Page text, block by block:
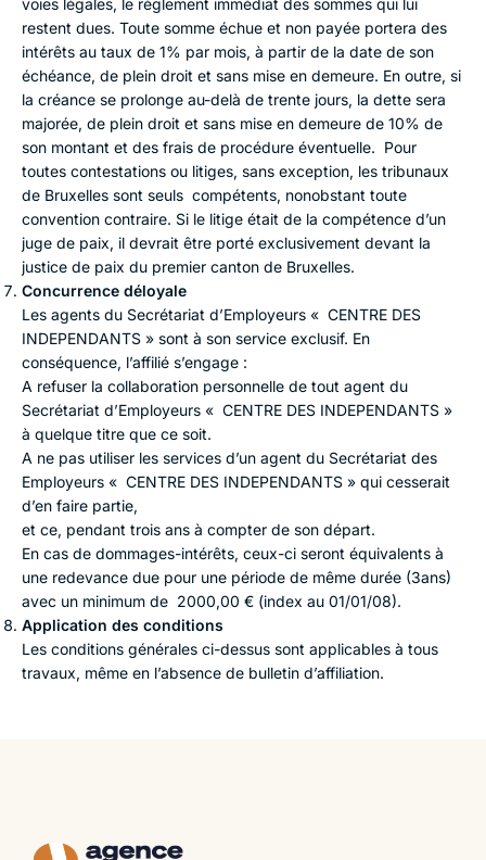
voies légales, le règlement immédiat des sommes qui lui
restent dues. Toute somme échue et non payée portera des
intérêts au taux de 1% par mois, à partir de la date de son
échéance, de plein droit et sans mise en demeure. En outre, si
la créance se prolonge au-delà de trente jours, la dette sera
majorée, de plein droit et sans mise en demeure de 10% de
son montant et des frais de procédure éventuelle. Pour
toutes contestations ou litiges, sans exception, les tribunaux
de Bruxelles sont seuls compétents, nonobstant toute
convention contraire. Si le litige était de la compétence d’un
juge de paix, il devrait être porté exclusivement devant la
justice de paix du premier canton de Bruxelles.
Concurrence déloyale
Les agents du Secrétariat d’Employeurs « CENTRE DES
INDEPENDANTS » sont à son service exclusif. En
conséquence, l’affilié s’engage :
A refuser la collaboration personnelle de tout agent du
Secrétariat d’Employeurs « CENTRE DES INDEPENDANTS »
à quelque titre que ce soit.
A ne pas utiliser les services d’un agent du Secrétariat des
Employeurs « CENTRE DES INDEPENDANTS » qui cesserait
d’en faire partie,
et ce, pendant trois ans à compter de son départ.
En cas de dommages-intérêts, ceux-ci seront équivalents à
une redevance due pour une période de même durée (3ans)
avec un minimum de 2000,00 € (index au 01/01/08).
Application des conditions
Les conditions générales ci-dessus sont applicables à tous
travaux, même en l’absence de bulletin d’affiliation.